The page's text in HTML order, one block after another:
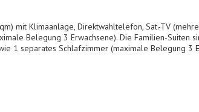
mit Klimaanlage, Direktwahltelefon, Sat.-TV
Belegung 3 Erwachsene). Die Familien-Suiten
1 separates Schlafzimmer (maximale Belegung 3